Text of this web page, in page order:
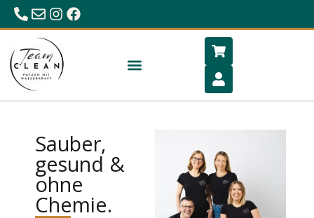
0680/23 86 984
office@hygiene-schlafen.com
Sauber,
gesund &
ohne
Chemie.